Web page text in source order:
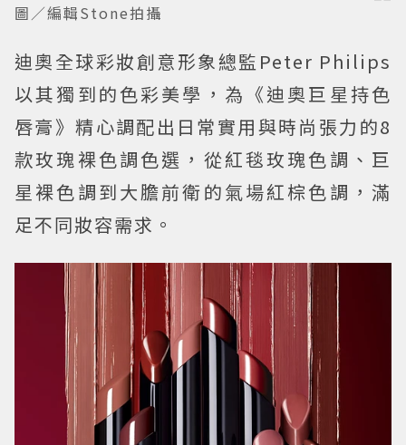
圖／編輯Stone拍攝
迪奧全球彩妝創意形象總監Peter Philips
以其獨到的色彩美學，為《迪奧巨星持色
唇膏》精心調配出日常實用與時尚張力的8
款玫瑰裸色調色選，從紅毯玫瑰色調、巨
星裸色調到大膽前衛的氣場紅棕色調，滿
足不同妝容需求。